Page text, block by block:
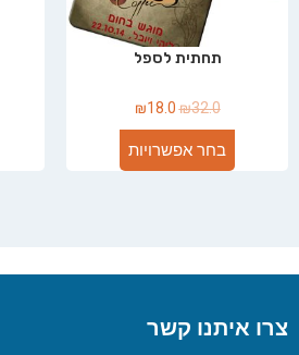
תחתית לספל
₪32.0
₪18.0
בחר אפשרויות
צרו איתנו קשר